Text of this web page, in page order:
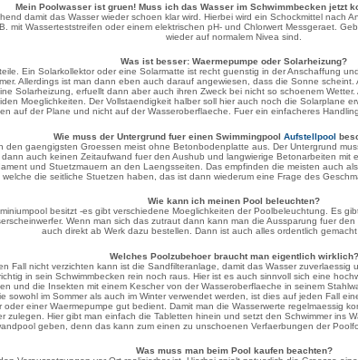
Mein Poolwasser ist gruen! Muss ich das Wasser im Schwimmbecken jetzt
damit das Wasser wieder schoen klar wird. Hierbei wird ein Schockmittel
Wasserteststreifen oder einem elektrischen pH- und Chlorwert Messgeraet.
wieder auf normalem Nivea sind.
Was ist besser: Waermepumpe oder Solarheizung?
Ein Solarkollektor oder eine Solarmatte ist recht guenstig in der Anschaffung
Allerdings ist man dann eben auch darauf angewiesen, dass die Sonne
Solarheizung, erfuellt dann aber auch ihren Zweck bei nicht so schoenem
Moeglichkeiten. Der Vollstaendigkeit halber soll hier auch noch die Solarplane
auf der Plane und nicht auf der Wasseroberflaeche. Fuer ein einfacheres
Wie muss der Untergrund fuer einen Swimmingpool Aufstellpool
gaengigsten Groessen meist ohne Betonbodenplatte aus. Der Untergrund
auch keinen Zeitaufwand fuer den Aushub und langwierige Betonarbeiten
und Stuetzmauern an den Laengsseiten. Das empfinden die meisten auch
welche die seitliche Stuetzen haben, das ist dann wiederum eine Frage des
Wie kann ich meinen Pool beleuchten?
besitzt -es gibt verschiedene Moeglichkeiten der Poolbeleuchtung. Es
Wenn man sich das zutraut dann kann man die Aussparung fuer
auch direkt ab Werk dazu bestellen. Dann ist auch alles ordentlich
Welches Poolzubehoer braucht man eigentlich wirklich?
Fall nicht verzichten kann ist die Sandfilteranlage, damit das Wasser
in sein Schwimmbecken rein noch raus. Hier ist es auch sinnvoll sich eine
und die Insekten mit einem Kescher von der Wasseroberflaeche in seinem
im Sommer als auch im Winter verwendet werden, ist dies auf jeden Fall
einer Waermepumpe gut bedient. Damit man die Wasserwerte regelmaessig
zulegen. Hier gibt man einfach die Tabletten hinein und setzt den Schwimmer
geben, denn das kann zum einen zu unschoenen Verfaerbungen der
Was muss man beim Pool kaufen beachten?